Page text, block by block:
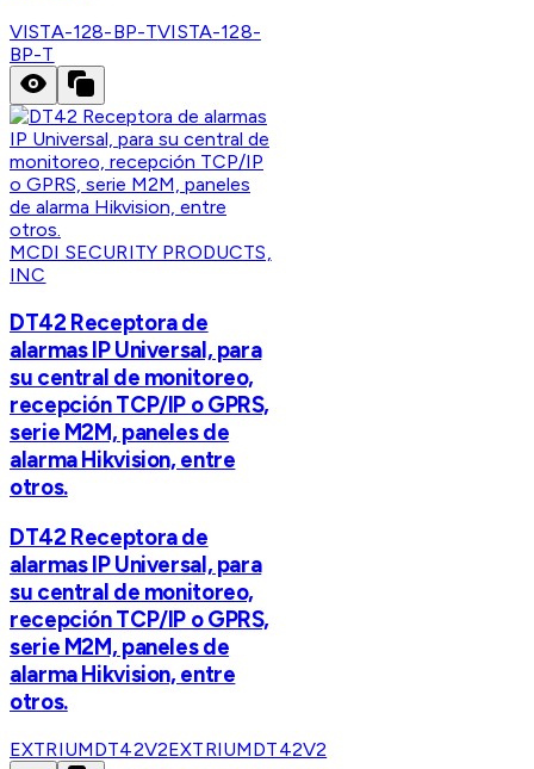
VISTA-128-BP-TVISTA-128-
BP-T
MCDI SECURITY PRODUCTS,
INC
DT42 Receptora de
alarmas IP Universal, para
su central de monitoreo,
recepción TCP/IP o GPRS,
serie M2M, paneles de
alarma Hikvision, entre
otros.
DT42 Receptora de
alarmas IP Universal, para
su central de monitoreo,
recepción TCP/IP o GPRS,
serie M2M, paneles de
alarma Hikvision, entre
otros.
EXTRIUMDT42V2EXTRIUMDT42V2